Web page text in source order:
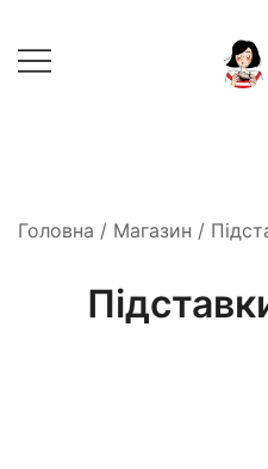
до
вмісту
Головна / Магазин /